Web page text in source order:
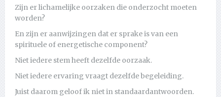
Zijn er lichamelijke oorzaken die onderzocht moeten
worden?
En zijn er aanwijzingen dat er sprake is van een
spirituele of energetische component?
Niet iedere stem heeft dezelfde oorzaak.
Niet iedere ervaring vraagt dezelfde begeleiding.
Juist daarom geloof ik niet in standaardantwoorden.